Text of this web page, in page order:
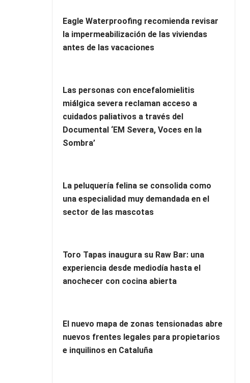
Eagle Waterproofing recomienda revisar
la impermeabilización de las viviendas
antes de las vacaciones
Las personas con encefalomielitis
miálgica severa reclaman acceso a
cuidados paliativos a través del
Documental ‘EM Severa, Voces en la
Sombra’
La peluquería felina se consolida como
una especialidad muy demandada en el
sector de las mascotas
Toro Tapas inaugura su Raw Bar: una
experiencia desde mediodía hasta el
anochecer con cocina abierta
El nuevo mapa de zonas tensionadas abre
nuevos frentes legales para propietarios
e inquilinos en Cataluña